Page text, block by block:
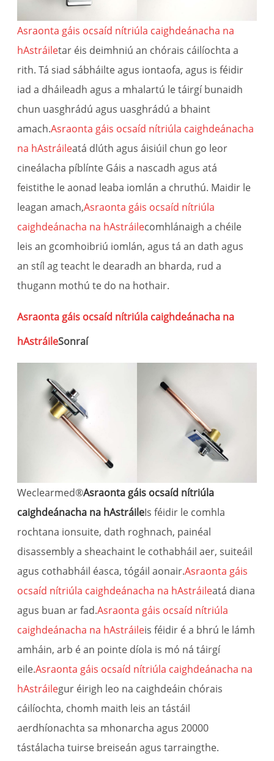
Asraonta gáis ocsaíd nítriúla caighdeánacha na
hAstráiletar éis deimhniú an chórais cáilíochta a
rith. Tá siad sábháilte agus iontaofa, agus is féidir
iad a dháileadh agus a mhalartú le táirgí bunaidh
chun uasghrádú agus uasghrádú a bhaint
amach.Asraonta gáis ocsaíd nítriúla caighdeánacha
na hAstráileatá dlúth agus áisiúil chun go leor
cineálacha píblínte Gáis a nascadh agus atá
feistithe le aonad leaba iomlán a chruthú. Maidir le
leagan amach,Asraonta gáis ocsaíd nítriúla
caighdeánacha na hAstráilecomhlánaigh a chéile
leis an gcomhoibriú iomlán, agus tá an dath agus
an stíl ag teacht le dearadh an bharda, rud a
thugann mothú te do na hothair.
Asraonta gáis ocsaíd nítriúla caighdeánacha na
hAstráileSonraí
Weclearmed®Asraonta gáis ocsaíd nítriúla
caighdeánacha na hAstráileIs féidir le comhla
rochtana ionsuite, dath roghnach, painéal
disassembly a sheachaint le cothabháil aer, suiteáil
agus cothabháil éasca, tógáil aonair.Asraonta gáis
ocsaíd nítriúla caighdeánacha na hAstráileatá diana
agus buan ar fad.Asraonta gáis ocsaíd nítriúla
caighdeánacha na hAstráileis féidir é a bhrú le lámh
amháin, arb é an pointe díola is mó ná táirgí
eile.Asraonta gáis ocsaíd nítriúla caighdeánacha na
hAstráilegur éirigh leo na caighdeáin chórais
cáilíochta, chomh maith leis an tástáil
aerdhíonachta sa mhonarcha agus 20000
tástálacha tuirse breiseán agus tarraingthe.